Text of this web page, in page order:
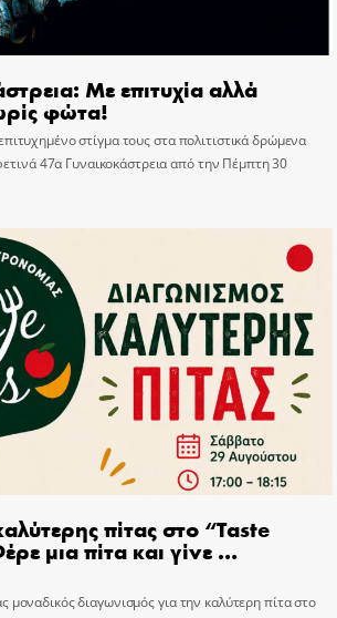
Με επιτυχία αλλά
φώτα!
στίγμα τους στα πολιτιστικά δρώμενα
47α Γυναικοκάστρεια από την Πέμπτη 30
πίτας στο “Taste
μια πίτα και γίνε …
μοναδικός διαγωνισμός για την καλύτερη πίτα στο